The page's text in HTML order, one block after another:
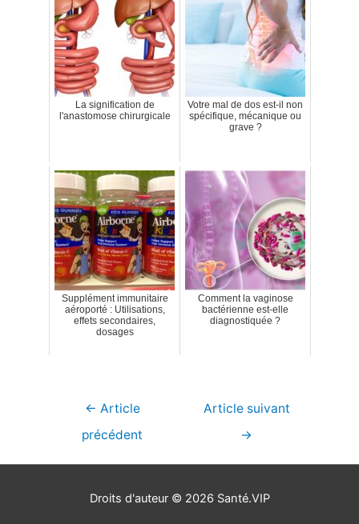
La signification de
l'anastomose chirurgicale
Votre mal de dos est-il non
spécifique, mécanique ou
grave ?
Supplément immunitaire
aéroporté : Utilisations,
effets secondaires,
dosages
Comment la vaginose
bactérienne est-elle
diagnostiquée ?
Navigation
← Article
précédent
Article suivant
→
Droits d'auteur © 2026 Santé.VIP